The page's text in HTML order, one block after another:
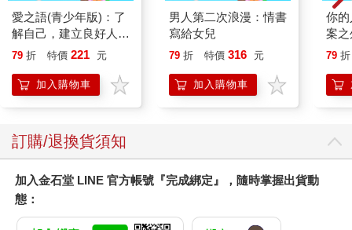
愛之語(青少年版)：了
解自己，建立良好人際
關係
79 折 特價 221 元
加入購物車
男人第二次浪漫：情書
寫給女兒
79 折 特價 316 元
加入購物車
你
案
信
學
79 折
訂購/退換貨須知
加入金石堂 LINE 官方帳號『完成綁定』，隨時掌握出貨動
態：